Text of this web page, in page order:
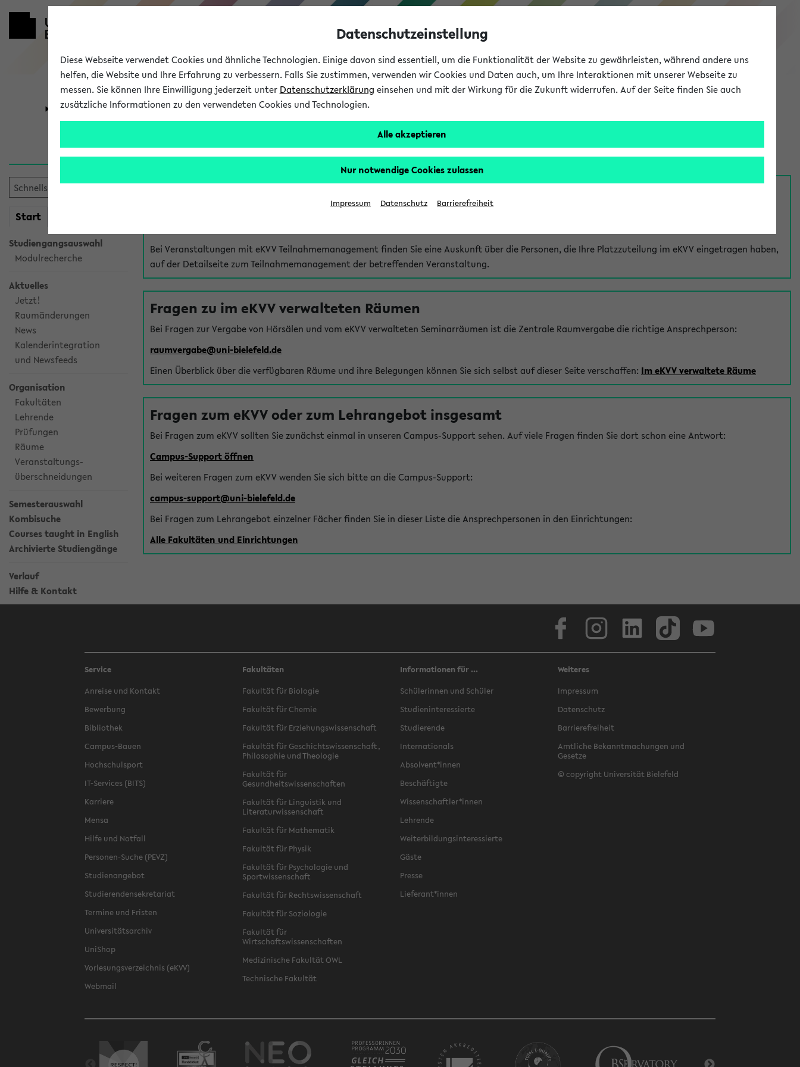
eKVV
Universität Forschung Studium
Start
Studiengangsauswahl
Modulrecherche
Aktuelles
Jetzt!
Raumänderungen
News
Kalenderintegration
und Newsfeeds
Organisation
Fakultäten
Lehrende
Prüfungen
Räume
Veranstaltungs-
überschneidungen
Semesterauswahl
Kombisuche
Courses taught in English
Archivierte Studiengänge
Verlauf
Hilfe & Kontakt
Hilfe & Kontakt
Bei Veranstaltungen mit eKVV Teilnahmemanagement finden Sie eine Auskunft über die Personen, die Ihre Platzzuteilung im eKVV eingetragen haben,
auf der Detailseite zum Teilnahmemanagement der betreffenden Veranstaltung.
Fragen zu im eKVV verwalteten Räumen
Bei Fragen zur Vergabe von Hörsälen und vom eKVV verwalteten Seminarräumen ist die Zentrale Raumvergabe die richtige Ansprechperson:
raumvergabe@uni-bielefeld.de
Einen Überblick über die verfügbaren Räume und ihre Belegungen können Sie sich selbst auf dieser Seite verschaffen: Im eKVV verwaltete Räume
Fragen zum eKVV oder zum Lehrangebot insgesamt
Bei Fragen zum eKVV sollten Sie zunächst einmal in unseren Campus-Support sehen. Auf viele Fragen finden Sie dort schon eine Antwort:
Campus-Support öffnen
Bei weiteren Fragen zum eKVV wenden Sie sich bitte an die Campus-Support:
campus-support@uni-bielefeld.de
Bei Fragen zum Lehrangebot einzelner Fächer finden Sie in dieser Liste die Ansprechpersonen in den Einrichtungen:
Alle Fakultäten und Einrichtungen
Service
Anreise und Kontakt
Bewerbung
Bibliothek
Campus-Bauen
Hochschulsport
IT-Services (BITS)
Karriere
Mensa
Hilfe und Notfall
Personen-Suche (PEVZ)
Studienangebot
Studierendensekretariat
Termine und Fristen
Universitätsarchiv
UniShop
Vorlesungsverzeichnis (eKVV)
Webmail
Fakultäten
Fakultät für Biologie
Fakultät für Chemie
Fakultät für Erziehungswissenschaft
Fakultät für Geschichtswissenschaft,
Philosophie und Theologie
Fakultät für
Gesundheitswissenschaften
Fakultät für Linguistik und
Literaturwissenschaft
Fakultät für Mathematik
Fakultät für Physik
Fakultät für Psychologie und
Sportwissenschaft
Fakultät für Rechtswissenschaft
Fakultät für Soziologie
Fakultät für
Wirtschaftswissenschaften
Medizinische Fakultät OWL
Technische Fakultät
Informationen für ...
Schülerinnen und Schüler
Studieninteressierte
Studierende
Internationals
Absolvent*innen
Beschäftigte
Wissenschaftler*innen
Lehrende
Weiterbildungsinteressierte
Gäste
Presse
Lieferant*innen
Weiteres
Impressum
Datenschutz
Barrierefreiheit
Amtliche Bekanntmachungen und
Gesetze
© copyright Universität Bielefeld
Datenschutzeinstellung
Diese Webseite verwendet Cookies und ähnliche Technologien. Einige davon sind essentiell, um die Funktionalität der Website zu gewährleisten, während andere uns
helfen, die Website und Ihre Erfahrung zu verbessern. Falls Sie zustimmen, verwenden wir Cookies und Daten auch, um Ihre Interaktionen mit unserer Webseite zu
messen. Sie können Ihre Einwilligung jederzeit unter Datenschutzerklärung einsehen und mit der Wirkung für die Zukunft widerrufen. Auf der Seite finden Sie auch
zusätzliche Informationen zu den verwendeten Cookies und Technologien.
Alle akzeptieren
Nur notwendige Cookies zulassen
Impressum Datenschutz Barrierefreiheit